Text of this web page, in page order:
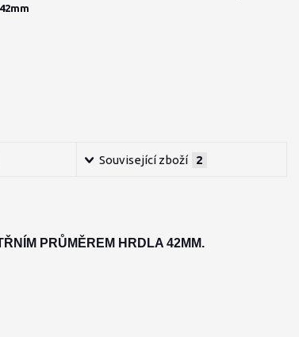
42mm
Související zboží 2
PRŮMĚREM HRDLA 42MM.